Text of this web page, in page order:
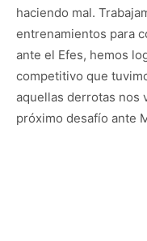
haciendo mal.
entrenamientos para
ante el Efes, hemos
competitivo que
aquellas derrotas nos
próximo desafío ante